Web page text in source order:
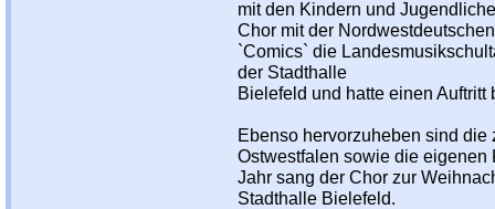
mit den Kindern und
Chor mit der
`Comics` die
der Stadthalle
Bielefeld und hatte einen
Ebenso hervorzuheben sind
Ostwestfalen sowie die eigenen
Jahr sang der Chor zur
Stadthalle Bielefeld.